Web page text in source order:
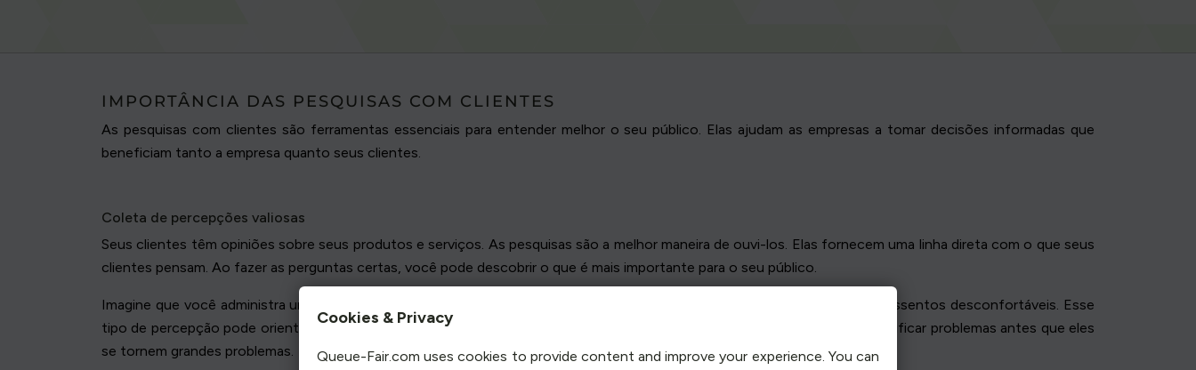
IMPORTÂNCIA DAS PESQUISAS COM CLIENTES
As pesquisas com clientes são ferramentas essenciais para entender melhor o seu público. Elas ajudam as empresas a tomar decisões informadas que
beneficiam tanto a empresa quanto seus clientes.
Coleta de percepções valiosas
Seus clientes têm opiniões sobre seus produtos e serviços. As pesquisas são a melhor maneira de ouvi-los. Elas fornecem uma linha direta com o que seus
clientes pensam. Ao fazer as perguntas certas, você pode descobrir o que é mais importante para o seu público.
Imagine que você administra uma pequena cafeteria. Você pode descobrir que os clientes adoram o café, mas acham os assentos desconfortáveis. Esse
tipo de percepção pode orientar melhorias. Não se trata apenas de saber do que as pessoas gostam, mas também de identificar problemas antes que eles
se tornem grandes problemas.
Cookies & Privacy
Queue-Fair.com uses cookies to provide content and improve your experience. You can